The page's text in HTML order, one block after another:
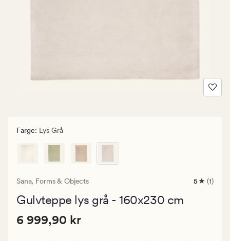
Farge: Lys Grå
Sana, Forms & Objects
1
5 (1)
Gulvteppe lys grå - 160x230 cm
Pris
Pris 6 999,90 kr
6 999,90 kr